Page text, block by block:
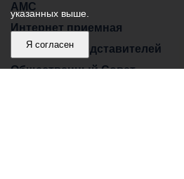
АМС
Интернет приемная
Собрание представителей
Общественный Совет
указанных выше.
Я согласен